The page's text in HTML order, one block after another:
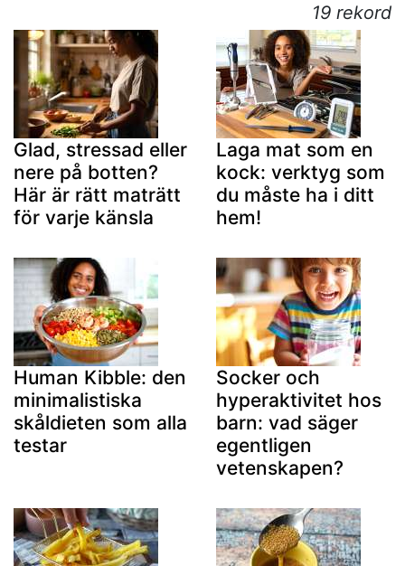
19 rekord
Glad, stressad eller
nere på botten?
Här är rätt maträtt
för varje känsla
Laga mat som en
kock: verktyg som
du måste ha i ditt
hem!
Human Kibble: den
minimalistiska
skåldieten som alla
testar
Socker och
hyperaktivitet hos
barn: vad säger
egentligen
vetenskapen?